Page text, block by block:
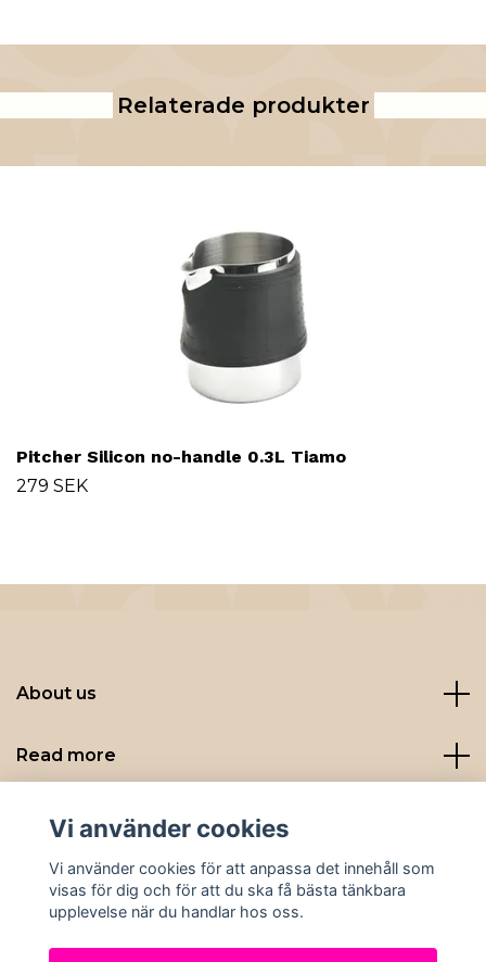
Relaterade produkter
Pitcher Silicon no-handle 0.3L Tiamo
279 SEK
About us
Read more
Sociala medier
Vi använder cookies
Vi använder cookies för att anpassa det innehåll som
visas för dig och för att du ska få bästa tänkbara
upplevelse när du handlar hos oss.